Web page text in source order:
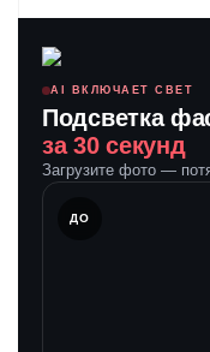
AI ВКЛЮЧАЕТ СВЕТ
Подсветка
за 30 секунд
Загрузите фото —
ДО